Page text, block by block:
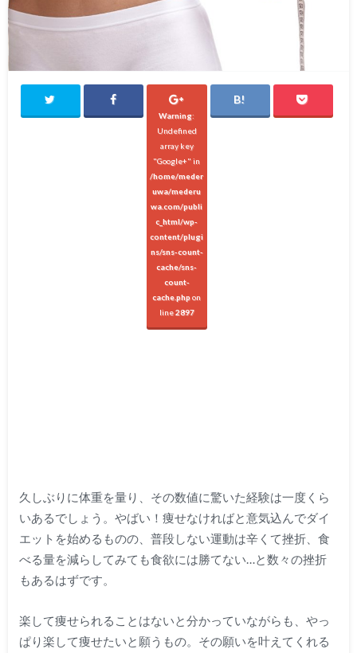
Warning:
Undefined
array key
"Google+" in
/home/meder
uwa/mederu
wa.com/publi
c_html/wp-
content/plugi
ns/sns-count-
cache/sns-
count-
cache.phpon
line2897
久しぶりに体重を量り、その数値に驚いた経験は一度くら
いあるでしょう。やばい！痩せなければと意気込んでダイ
エットを始めるものの、普段しない運動は辛くて挫折、食
べる量を減らしてみても食欲には勝てない…と数々の挫折
もあるはずです。
楽して痩せられることはないと分かっていながらも、やっ
ぱり楽して痩せたいと願うもの。その願いを叶えてくれる